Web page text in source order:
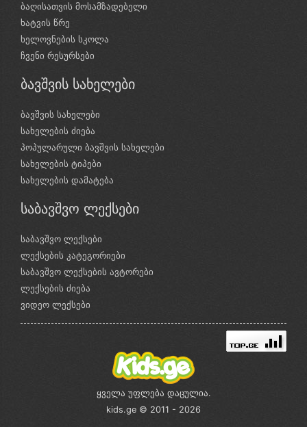
ბაღისათვის მოსამზადებელი
ხატვის წრე
ხელოვნების სკოლა
ჩვენი რესურსები
ბავშვის სახელები
ბავშვის სახელები
სახელების ძიება
პოპულარული ბავშვის სახელები
სახელების ტიპები
სახელების დამატება
საბავშვო ლექსები
საბავშვო ლექსები
ლექსების კატეგორიები
საბავშვო ლექსების ავტორები
ლექსების ძიება
ვიდეო ლექსები
ყველა უფლება დაცულია.
kids.ge © 2011 - 2026